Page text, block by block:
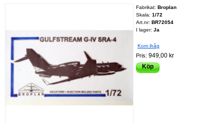
Fabrikat: Broplan
Skala: 1/72
Art.nr: BR72054
I lager: Ja
Kom ihåg
Pris: 949,00 kr
Köp